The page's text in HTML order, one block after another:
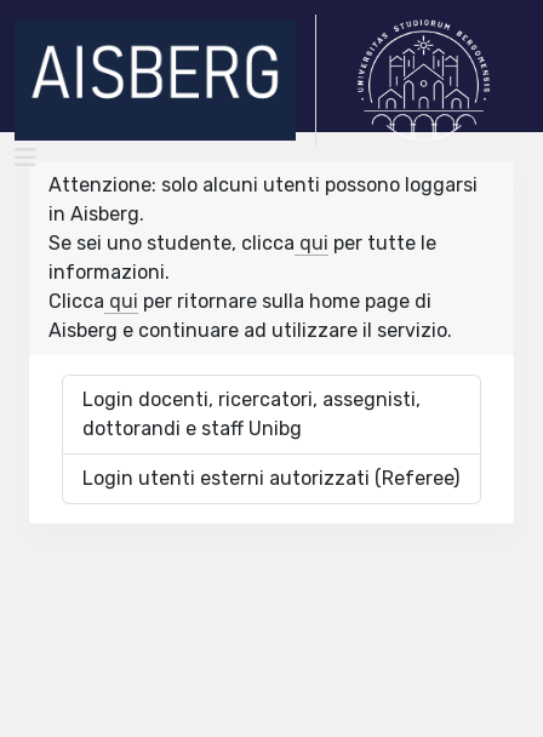
Attenzione: solo alcuni utenti possono loggarsi
in Aisberg.
Se sei uno studente, clicca qui per tutte le
informazioni.
Clicca qui per ritornare sulla home page di
Aisberg e continuare ad utilizzare il servizio.
Login docenti, ricercatori, assegnisti,
dottorandi e staff Unibg
Login utenti esterni autorizzati (Referee)